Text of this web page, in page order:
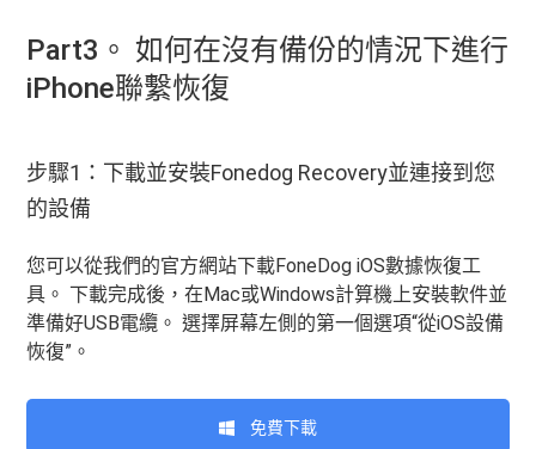
Part3。 如何在沒有備份的情況下進行
iPhone聯繫恢復
步驟1：下載並安裝Fonedog Recovery並連接到您
的設備
您可以從我們的官方網站下載FoneDog iOS數據恢復工
具。 下載完成後，在Mac或Windows計算機上安裝軟件並
準備好USB電纜。 選擇屏幕左側的第一個選項“從iOS設備
恢復”。
免費下載